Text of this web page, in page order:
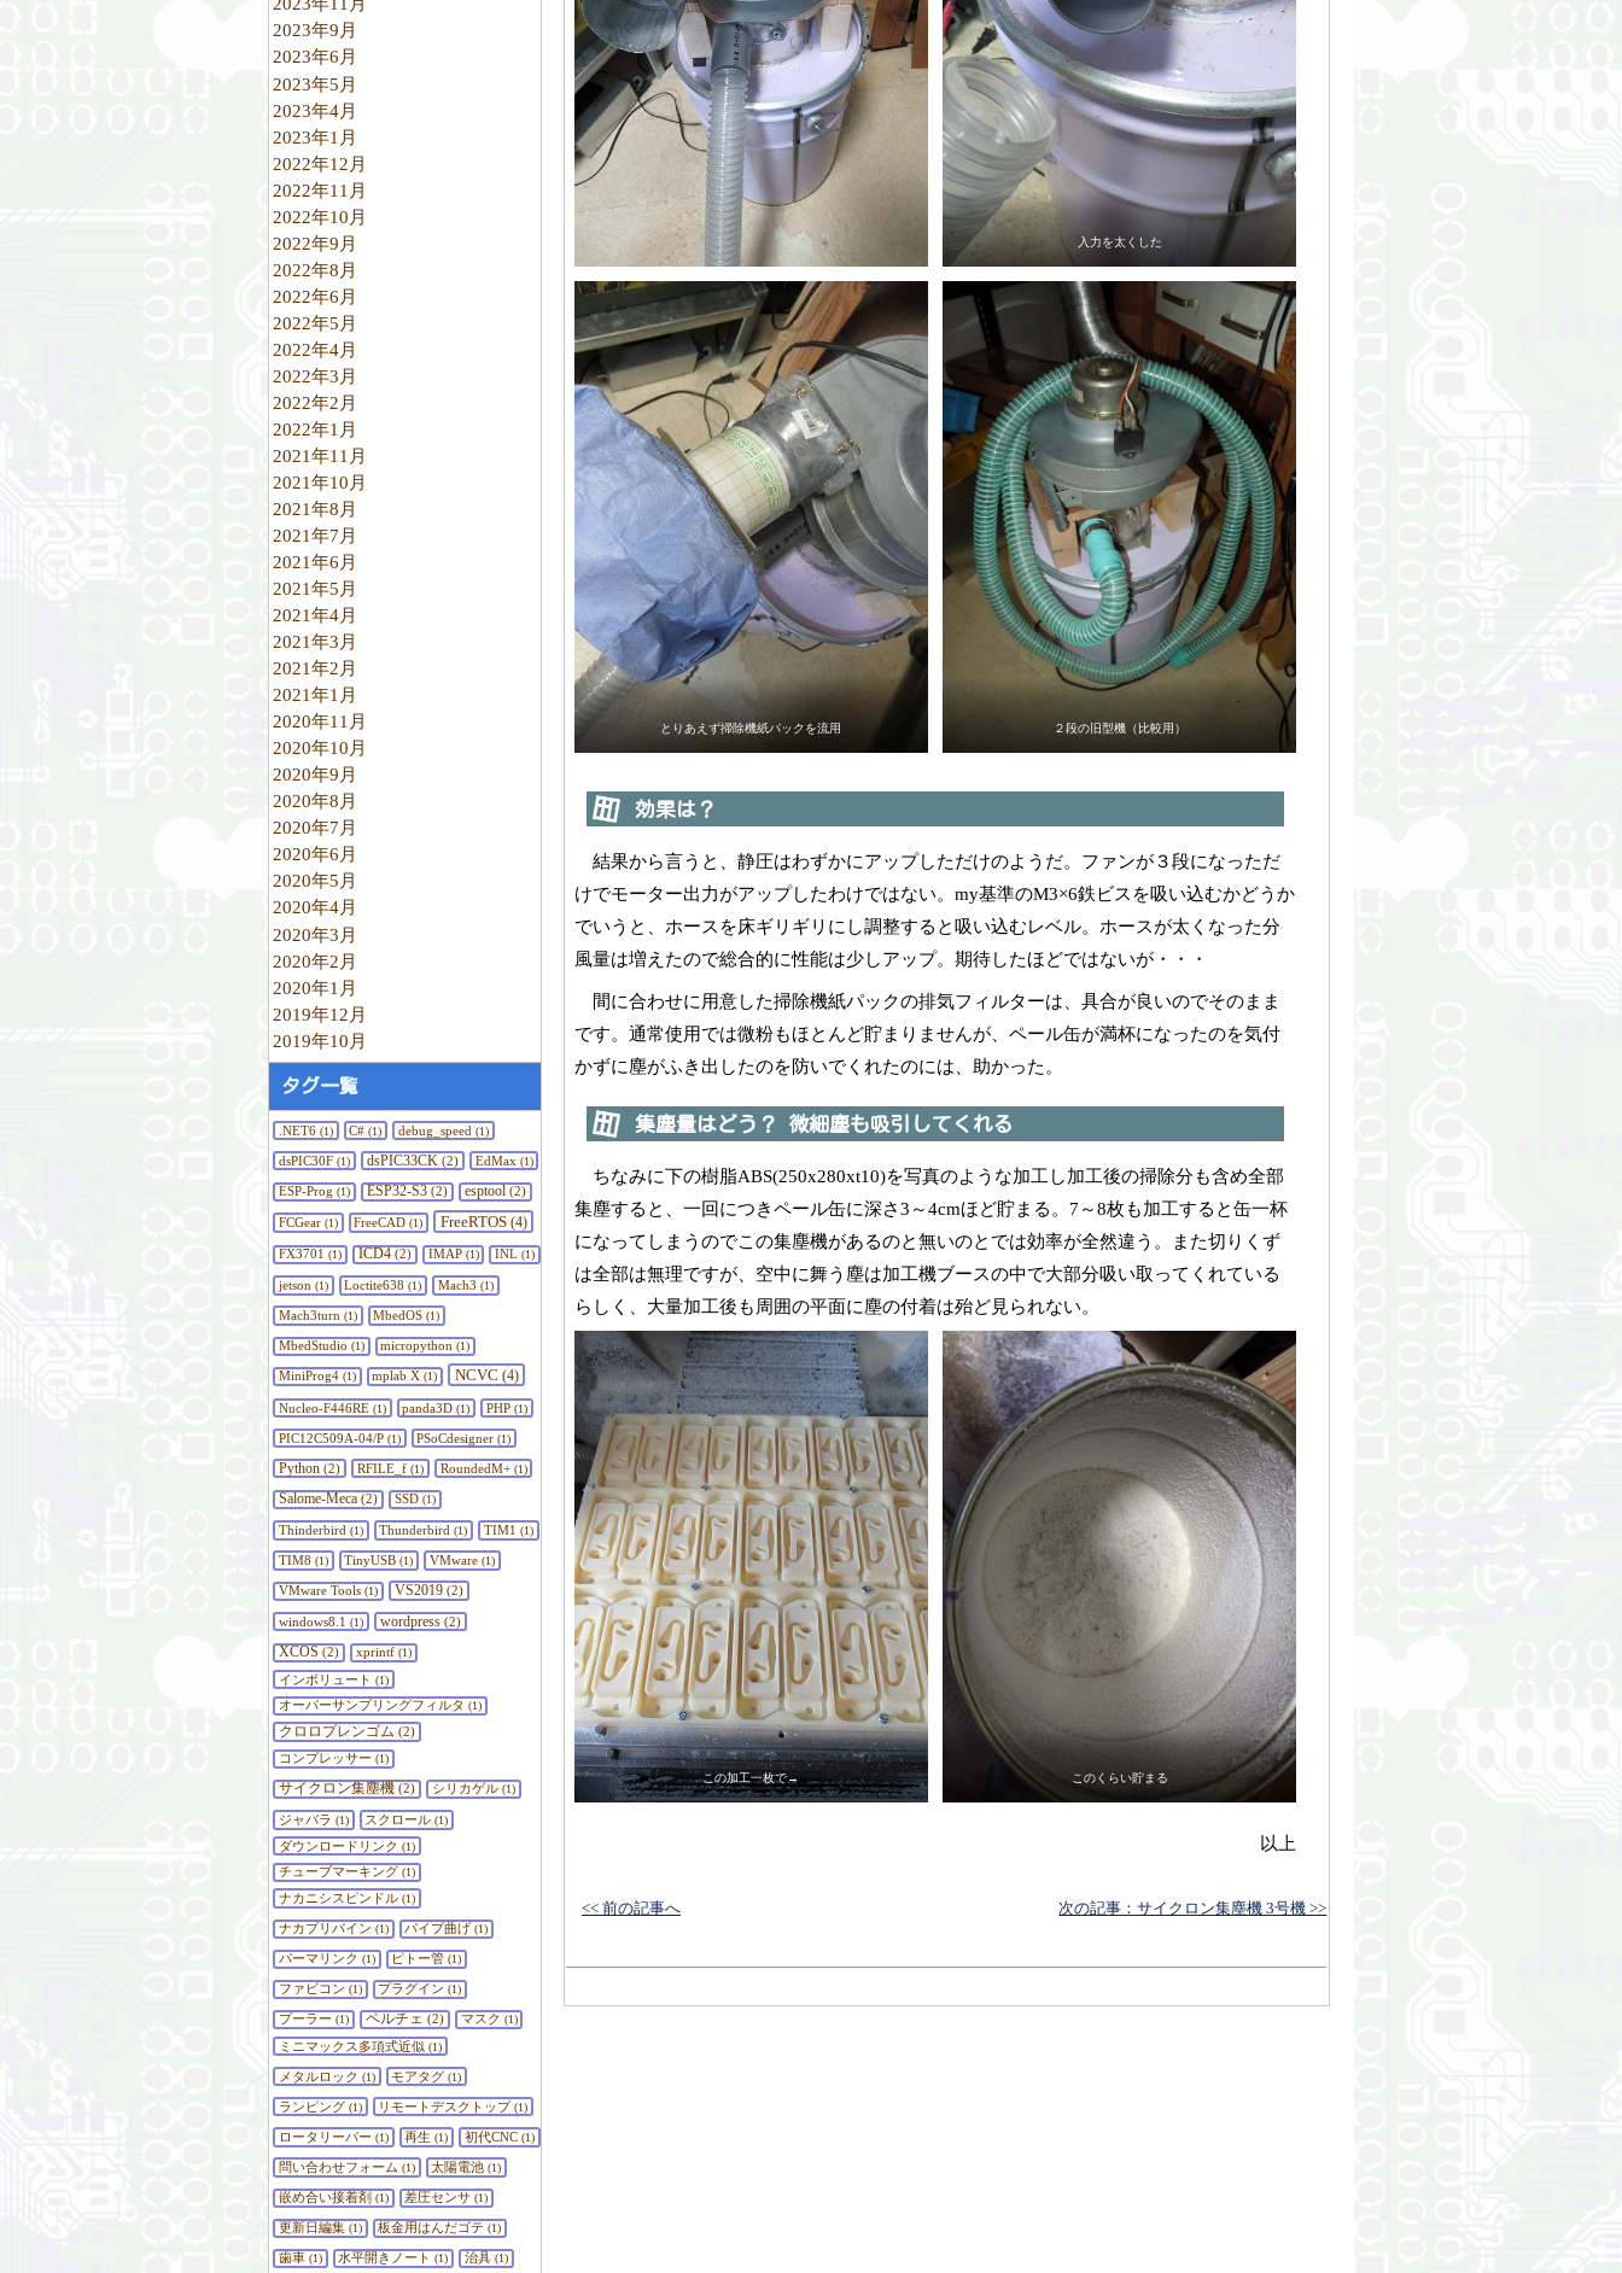
2023年9月
2023年6月
2023年5月
2023年4月
2023年1月
2022年12月
2022年11月
2022年10月
2022年9月
2022年8月
2022年6月
2022年5月
2022年4月
2022年3月
2022年2月
2022年1月
2021年11月
2021年10月
2021年8月
2021年7月
2021年6月
2021年5月
2021年4月
2021年3月
2021年2月
2021年1月
2020年11月
2020年10月
2020年9月
2020年8月
2020年7月
2020年6月
2020年5月
2020年4月
2020年3月
2020年2月
2020年1月
2019年12月
2019年10月
タグ一覧
.NET6(1) C# (1) debug_speed (1)
dsPIC30F(1) dsPIC33CK (2) EdMax (1)
ESP-Prog (1) ESP32-S3(2) esptool (2)
FCGear(1) FreeCAD (1) FreeRTOS(4)
FX3701 (1) ICD4(2) IMAP(1) INL (1)
jetson (1) Loctite638 (1) Mach3 (1)
Mach3turn (1) MbedOS (1)
MbedStudio (1) micropython (1)
MiniProg4(1) mplab X (1) NCVC (4)
Nucleo-F446RE(1) panda3D (1) PHP(1)
PIC12C509A-04/P(1) PSoCdesigner (1)
Python (2) RFILE_f(1) RoundedM+(1)
Salome-Meca (2) SSD(1)
Thinderbird (1) Thunderbird (1) TIM1 (1)
TIM8 (1) TinyUSB (1) VMware(1)
VMware Tools(1) VS2019(2)
windows8.1 (1) wordpress(2)
XCOS (2) xprintf(1)
インボリュート (1)
オーバーサンプリングフィルタ (1)
クロロプレンゴム (2)
コンプレッサー (1)
サイクロン集塵機 (2) シリカゲル(1)
ジャバラ (1) スクロール (1)
ダウンロードリンク (1)
チューブマーキング (1)
ナカニシスピンドル(1)
ナカプリバイン (1) パイプ曲げ (1)
パーマリンク (1) ピトー管 (1)
ファビコン (1) プラグイン (1)
プーラー (1) ペルチェ (2) マスク (1)
ミニマックス多項式近似 (1)
メタルロック (1) モアタグ (1)
ランピング(1) リモートデスクトップ(1)
ロータリーバー (1) 再生 (1) 初代CNC(1)
問い合わせフォーム (1) 太陽電池 (1)
嵌め合い接着剤 (1) 差圧センサ (1)
更新日編集(1) 板金用はんだゴテ (1)
歯車(1) 水平開きノート (1) 治具(1)
入力を太くした
とりあえず掃除機紙パックを流用 ２段の旧型機（比較用）
効果は？
結果から言うと、静圧はわずかにアップしただけのようだ。ファンが３段になっただ
けでモーター出力がアップしたわけではない。my基準のM3×6鉄ビスを吸い込むかどうか
でいうと、ホースを床ギリギリにし調整すると吸い込むレベル。ホースが太くなった分
風量は増えたので総合的に性能は少しアップ。期待したほどではないが・・・
間に合わせに用意した掃除機紙パックの排気フィルターは、具合が良いのでそのまま
です。通常使用では微粉もほとんど貯まりませんが、ペール缶が満杯になったのを気付
かずに塵がふき出したのを防いでくれたのには、助かった。
集塵量はどう？ 微細塵も吸引してくれる
ちなみに下の樹脂ABS(250x280xt10)を写真のような加工し加工後の掃除分も含め全部
集塵すると、一回につきペール缶に深さ3～4cmほど貯まる。7～8枚も加工すると缶一杯
になってしまうのでこの集塵機があるのと無いのとでは効率が全然違う。また切りくず
は全部は無理ですが、空中に舞う塵は加工機ブースの中で大部分吸い取ってくれている
らしく、大量加工後も周囲の平面に塵の付着は殆ど見られない。
この加工一枚で→ このくらい貯まる
以上
次の記事：サイクロン集塵機 3号機 >>
<< 前の記事へ